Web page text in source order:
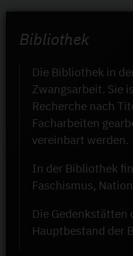
Bibliothek
Die Bibliothek in
Zwangsarbeit. Sie
Recherche nach
Facharbeiten
vereinbart werden.
In der Bibliothek
Faschismus,
Die Gedenkstätten
Hauptbestand der